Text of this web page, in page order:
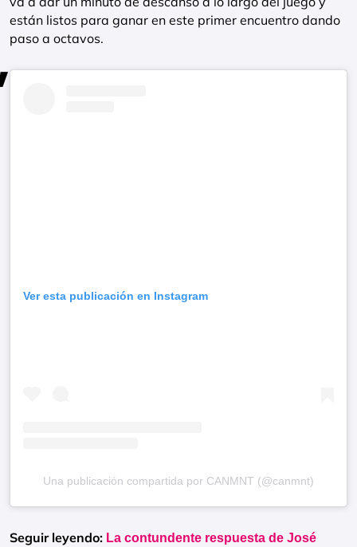
están listos para ganar en este primer encuentro dando
paso a octavos.
Ver esta publicación en Instagram
Una publicación compartida por CANMNT (@canmnt)
Seguir leyendo: La contundente respuesta de José